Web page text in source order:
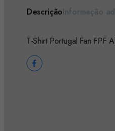
Descrição
T-Shirt Portugal Fan FPF